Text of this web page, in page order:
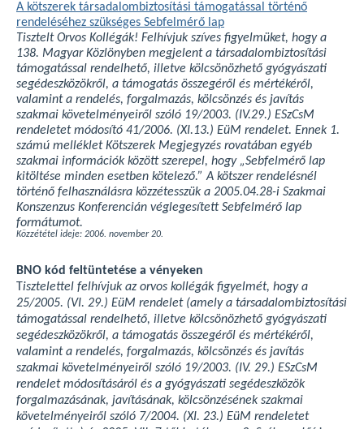
A kötszerek társadalombiztosítási támogatással történő
rendeléséhez szükséges Sebfelmérő lap
Tisztelt Orvos Kollégák! Felhívjuk szíves figyelmüket, hogy a
138. Magyar Közlönyben megjelent a társadalombiztosítási
támogatással rendelhető, illetve kölcsönözhető gyógyászati
segédeszközökről, a támogatás összegéről és mértékéről,
valamint a rendelés, forgalmazás, kölcsönzés és javítás
szakmai követelményeiről szóló 19/2003. (IV.29.) ESzCsM
rendeletet módosító 41/2006. (XI.13.) EüM rendelet. Ennek 1.
számú melléklet Kötszerek Megjegyzés rovatában egyéb
szakmai információk között szerepel, hogy „Sebfelmérő lap
kitöltése minden esetben kötelező.” A kötszer rendelésnél
történő felhasználásra közzétesszük a 2005.04.28-i Szakmai
Konszenzus Konferencián véglegesített Sebfelmérő lap
formátumot.
Közzététel ideje: 2006. november 20.
BNO kód feltüntetése a vényeken
isztelettel felhívjuk az orvos kollégák figyelmét, hogy a
25/2005. (VI. 29.) EüM rendelet (amely a társadalombiztosítási
támogatással rendelhető, illetve kölcsönözhető gyógyászati
segédeszközökről, a támogatás összegéről és mértékéről,
valamint a rendelés, forgalmazás, kölcsönzés és javítás
szakmai követelményeiről szóló 19/2003. (IV. 29.) ESzCsM
rendelet módosításáról és a gyógyászati segédeszközök
forgalmazásának, javításának, kölcsönzésének szakmai
követelményeiről szóló 7/2004. (XI. 23.) EüM rendeletet